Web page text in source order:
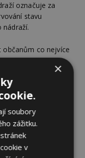
označuje za
stavu
nádraží.
občanům co nejvíce
lze je nalézt na
studie
zápory variant,
ji SUDOP
nádraží.
odsunuté
×
soubory
zážitku.
v